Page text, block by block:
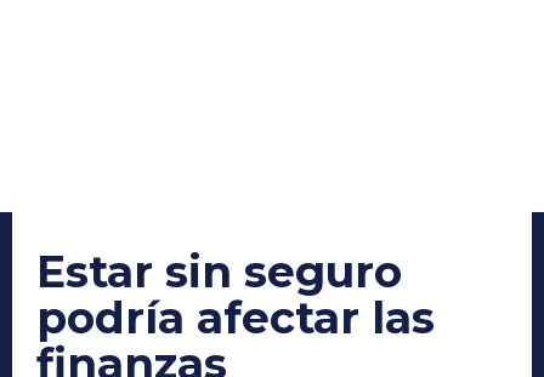
Estar sin seguro
podría afectar las
finanzas